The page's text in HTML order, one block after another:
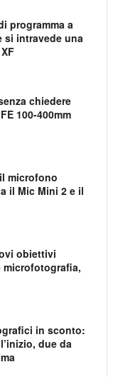
programma a
si intravede una
chiedere
100-400mm
microfono
il Mic Mini 2 e il
obiettivi
microfotografia,
in sconto:
due da